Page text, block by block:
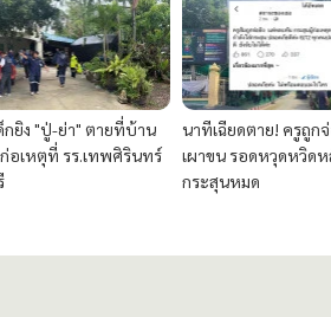
กยิง "ปู่-ย่า" ตายที่บ้าน
อเหตุที่ รร.เทพศิรินทร์
นาทีเฉียดตาย! ครูถูก
เผาขน รอดหวุดหวิดห
กระสุนหมด